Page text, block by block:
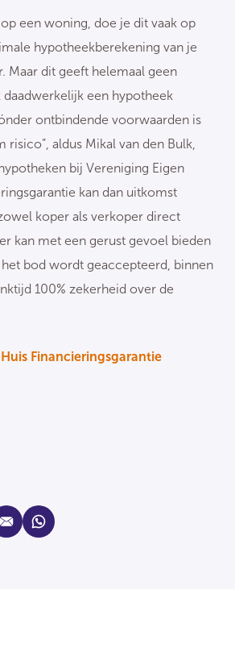
op een woning, doe je dit vaak op
hypotheekberekening van je
Maar dit geeft helemaal geen
een hypotheek
ontbindende voorwaarden is
aldus Mikal van den Bulk,
bij Vereniging Eigen
kan dan uitkomst
koper als verkoper direct
kan met een gerust gevoel bieden
bod wordt geaccepteerd, binnen
100% zekerheid over de
Financieringsgarantie
whatsapp